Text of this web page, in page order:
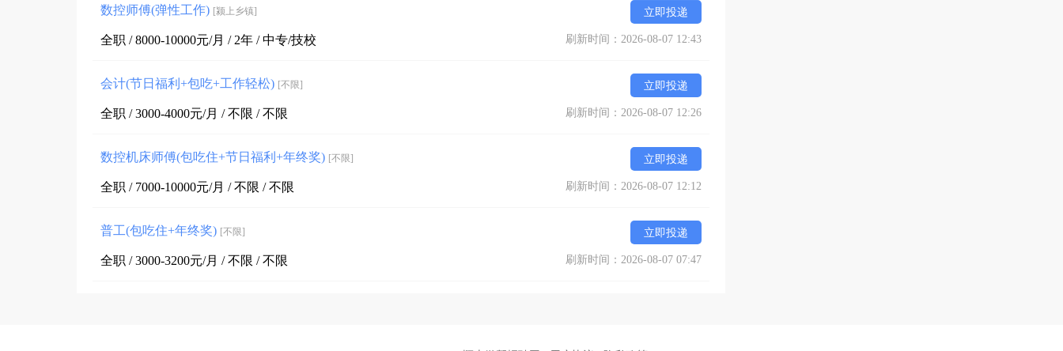
数控师傅(弹性工作) [颍上乡镇] 立即投递
全职 / 8000-10000元/月 / 2年 / 中专/技校 刷新时间：2026-08-07 12:43
会计(节日福利+包吃+工作轻松) [不限] 立即投递
全职 / 3000-4000元/月 / 不限 / 不限 刷新时间：2026-08-07 12:26
数控机床师傅(包吃住+节日福利+年终奖) [不限] 立即投递
全职 / 7000-10000元/月 / 不限 / 不限 刷新时间：2026-08-07 12:12
普工(包吃住+年终奖) [不限] 立即投递
全职 / 3000-3200元/月 / 不限 / 不限 刷新时间：2026-08-07 07:47